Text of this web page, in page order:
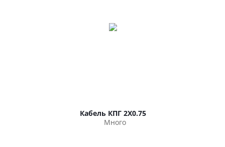
Кабель КПГ 2Х0.75
Много